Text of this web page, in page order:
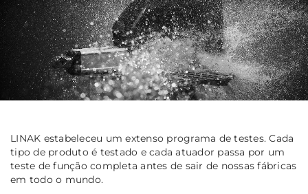
LINAK estabeleceu um extenso programa de testes. Cada
tipo de produto é testado e cada atuador passa por um
teste de função completa antes de sair de nossas fábricas
em todo o mundo.